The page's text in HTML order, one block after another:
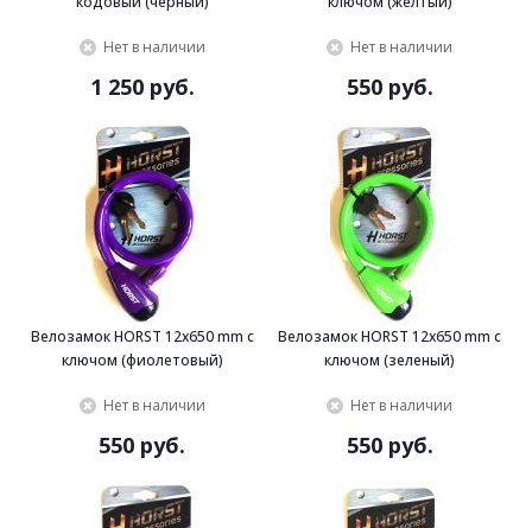
Нет в наличии
1 250 руб.
Нет в наличии
550 руб.
Велозамок HORST 12x650 mm с
ключом (фиолетовый)
Нет в наличии
550 руб.
Велозамок HORST 12x650 mm с
ключом (зеленый)
Нет в наличии
550 руб.